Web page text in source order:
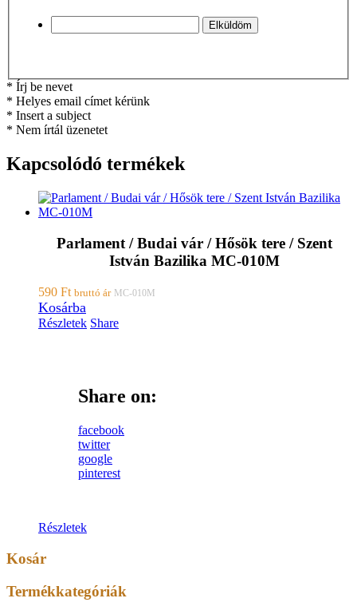
* Írj be nevet
* Helyes email címet kérünk
* Insert a subject
* Nem írtál üzenetet
Kapcsolódó termékek
Parlament / Budai vár / Hősök tere / Szent
István Bazilika MC-010M
590 Ft bruttó ár MC-010M
Kosárba
Részletek Share
Share on:
facebook
twitter
google
pinterest
Részletek
Kosár
Termékkategóriák